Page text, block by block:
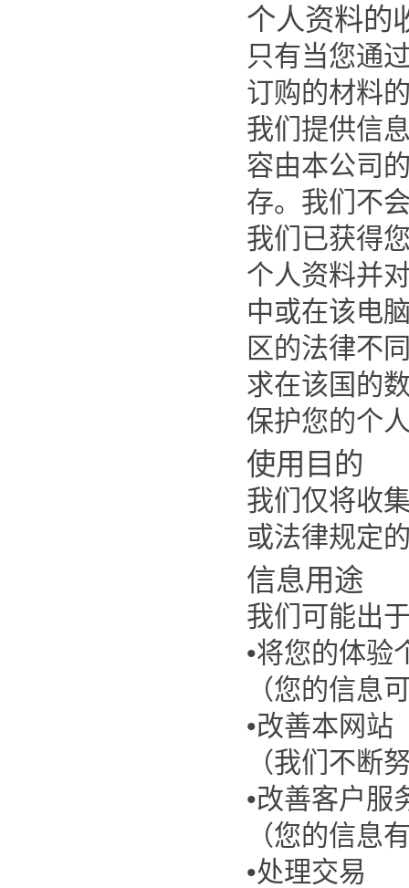
个人资料的
只有当您通
订购的材料
我们提供信
容由本公司
存。我们不
我们已获得
个人资料并
中或在该电
区的法律不
求在该国的
保护您的个
使用目的
我们仅将收
或法律规定
信息用途
我们可能出
•将您的体验
（您的信息
•改善本网站
（我们不断
•改善客户服
（您的信息
•处理交易